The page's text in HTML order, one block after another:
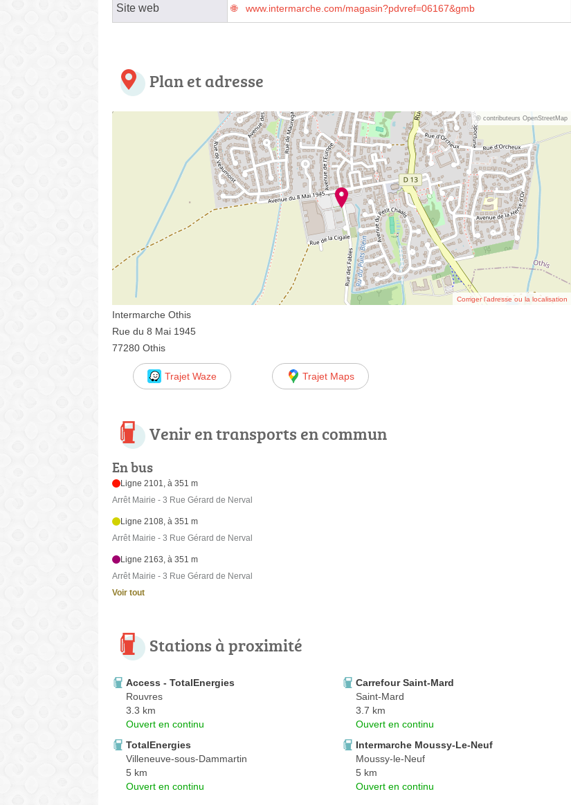
Site web www.intermarche.com/magasin?pdvref=06167&gmb
Plan et adresse
© contributeurs OpenStreetMap
Corriger l’adresse ou la localisation
Intermarche Othis
Rue du 8 Mai 1945
77280 Othis
Trajet Waze Trajet Maps
Venir en transports en commun
En bus
Ligne 2101, à 351 m
Arrêt Mairie - 3 Rue Gérard de Nerval
Ligne 2108, à 351 m
Arrêt Mairie - 3 Rue Gérard de Nerval
Ligne 2163, à 351 m
Arrêt Mairie - 3 Rue Gérard de Nerval
Voir tout
Stations à proximité
Access - TotalEnergies
Rouvres
3.3 km
Ouvert en continu
Carrefour Saint-Mard
Saint-Mard
3.7 km
Ouvert en continu
TotalEnergies
Villeneuve-sous-Dammartin
5 km
Ouvert en continu
Intermarche Moussy-Le-Neuf
Moussy-le-Neuf
5 km
Ouvert en continu